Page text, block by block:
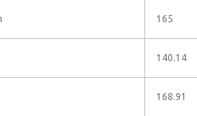
165
140.14
168.91